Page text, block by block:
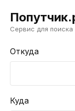
Сервис для поиска
Откуда
Куда